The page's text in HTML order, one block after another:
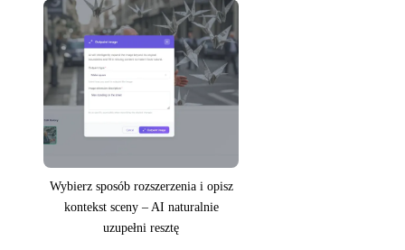
Wybierz sposób rozszerzenia i opisz
kontekst sceny – AI naturalnie
uzupełni resztę